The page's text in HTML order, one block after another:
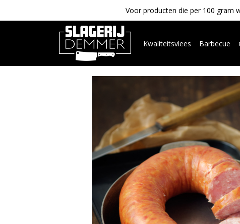
Voor producten die per 100 gram
Kwaliteitsvlees Barbecue